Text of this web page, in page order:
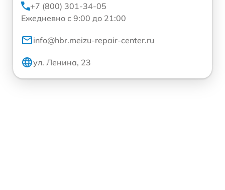
+7 (800) 301-34-05
Ежедневно с 9:00 до 21:00
info@hbr.meizu-repair-center.ru
ул. Ленина, 23